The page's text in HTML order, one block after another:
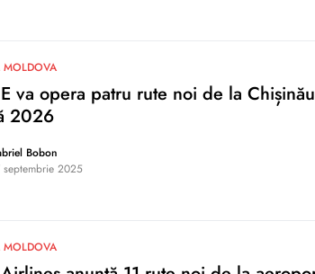
MOLDOVA
va opera patru rute noi de la
2026
Bobon
septembrie 2025
MOLDOVA